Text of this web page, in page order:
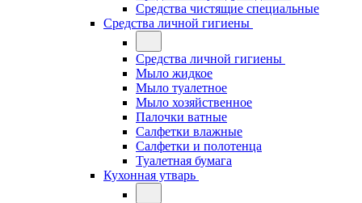
Средства чистящие специальные
Средства личной гигиены
Средства личной гигиены
Мыло жидкое
Мыло туалетное
Мыло хозяйственное
Палочки ватные
Салфетки влажные
Салфетки и полотенца
Туалетная бумага
Кухонная утварь